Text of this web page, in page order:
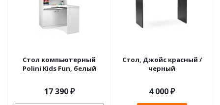
Стол компьютерный
Polini Kids Fun, белый
17 390₽
Стол, Джойс красный /
черный
4 000₽